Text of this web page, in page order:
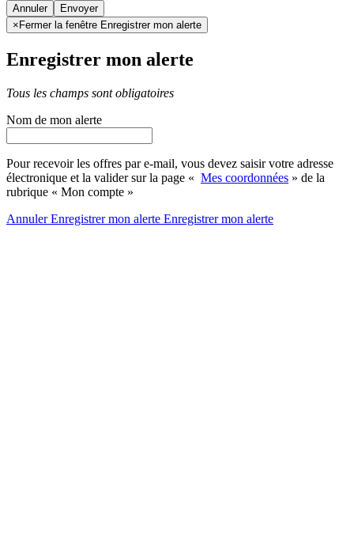
Annuler
× Fermer la fenêtre Enregistrer mon alerte
Enregistrer mon alerte
Tous les champs sont obligatoires
Nom de mon alerte
Pour recevoir les offres par e-mail, vous devez saisir votre adresse
électronique et la valider sur la page « Mes coordonnées » de la
rubrique « Mon compte »
AnnulerEnregistrer mon alerte Enregistrermon alerte